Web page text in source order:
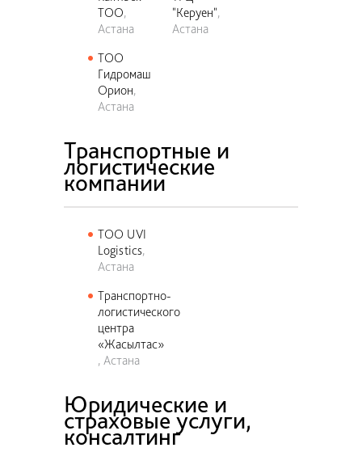
TOO
Астана
ТОО
Гидромаш
Орион
Астана
"Керуен"
Астана
Транспортные и
логистические
компании
ТОО UVI
Logistics
Астана
Транспортно-
логистического
центра
«Жасылтас»
Астана
Юридические и
страховые услуги,
консалтинг